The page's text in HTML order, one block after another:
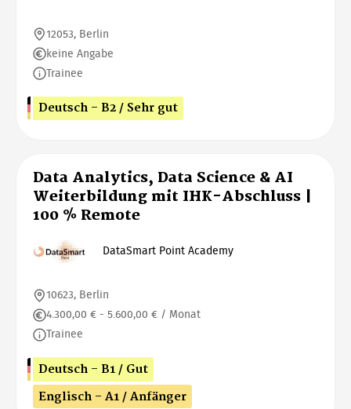
12053, Berlin
keine Angabe
Trainee
Deutsch - B2 / Sehr gut
Data Analytics, Data Science & AI
Weiterbildung mit IHK-Abschluss |
100 % Remote
DataSmart Point Academy
10623, Berlin
4.300,00 € - 5.600,00 € / Monat
Trainee
Deutsch - B1 / Gut
Englisch - A1 / Anfänger